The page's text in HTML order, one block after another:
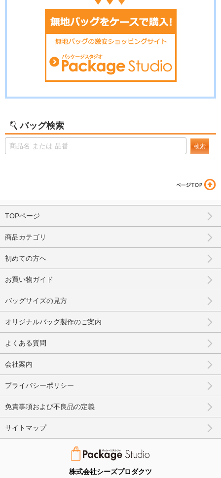
バッグ検索
検索
株式会社シーズプロダクツ
TOPページ
商品カテゴリ
初めての方へ
お買い物ガイド
バッグサイズの見方
オリジナルバッグ製作のご案内
よくある質問
会社案内
プライバシーポリシー
免責事項および不良品の定義
サイトマップ